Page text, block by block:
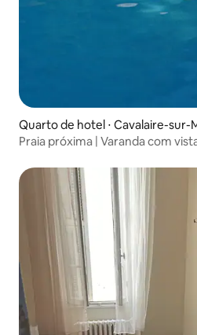
Quarto de hotel ⋅ Cavalaire-sur-
Praia próxima | Varanda com